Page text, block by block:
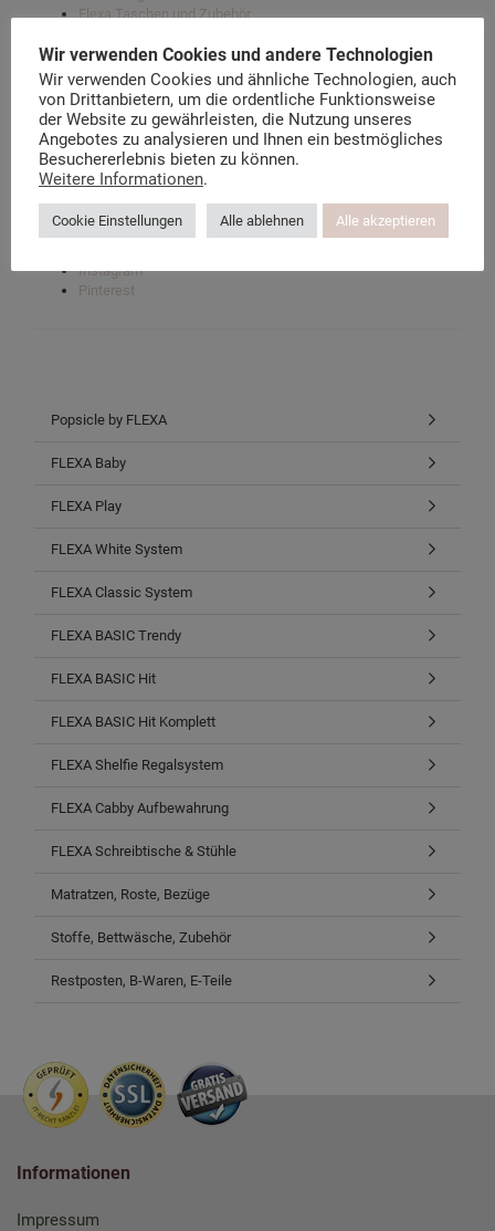
Flexa Taschen und Zubehör
Der Flexa Möbel Blog
Über kindermoebel-24.de
Datenschutzerklärung
Instagram-Datenschutz
Facebook-Datenschutz
Facebook
Instagram
Pinterest
Popsicle by FLEXA
FLEXA Baby
FLEXA Play
FLEXA White System
FLEXA Classic System
FLEXA BASIC Trendy
FLEXA BASIC Hit
FLEXA BASIC Hit Komplett
FLEXA Shelfie Regalsystem
FLEXA Cabby Aufbewahrung
FLEXA Schreibtische & Stühle
Matratzen, Roste, Bezüge
Stoffe, Bettwäsche, Zubehör
Restposten, B-Waren, E-Teile
Informationen
Impressum
Wir verwenden Cookies und andere Technologien
Wir verwenden Cookies und ähnliche Technologien, auch
von Drittanbietern, um die ordentliche Funktionsweise
der Website zu gewährleisten, die Nutzung unseres
Angebotes zu analysieren und Ihnen ein bestmögliches
Besuchererlebnis bieten zu können.
Weitere Informationen.
Cookie Einstellungen Alle ablehnen Alle akzeptieren